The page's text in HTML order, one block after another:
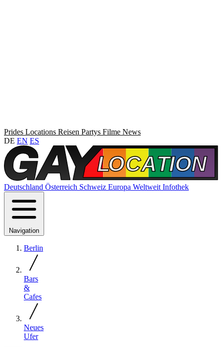
Prides Locations Reisen Partys Filme News
DE EN ES
Deutschland Österreich Schweiz Europa Weltweit Infothek
Navigation
Berlin
Bars
&
Cafes
Neues
Ufer